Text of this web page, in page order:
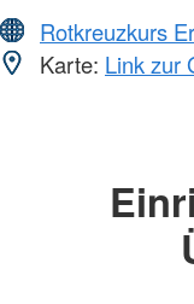
Rotkreuzkurs
Karte: Link zur